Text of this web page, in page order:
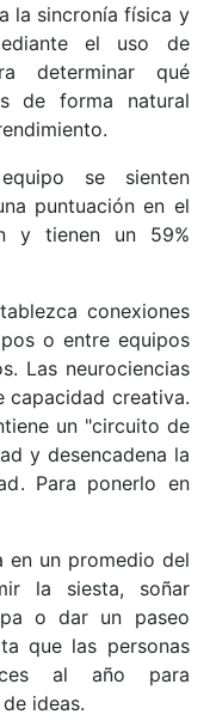
la sincronía física y
el uso de
determinar qué
de forma natural
se sienten
puntuación en el
y tienen un 59%
conexiones
o entre equipos
Las neurociencias
capacidad creativa.
un "circuito de
y desencadena la
Para ponerlo en
en un promedio del
la siesta, soñar
o dar un paseo
que las personas
al año para
ideas.